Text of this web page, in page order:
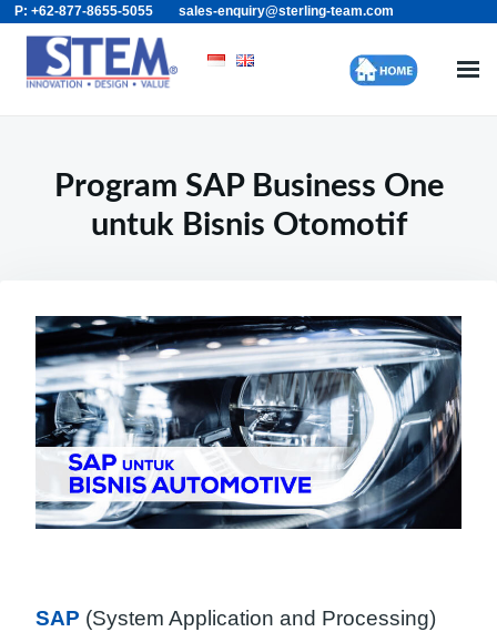
Skip
content
Search
for:
P: +62-877-8655-5055 sales-enquiry@sterling-team.com
Program SAP Business One
untuk Bisnis Otomotif
SAP (System Application and Processing)